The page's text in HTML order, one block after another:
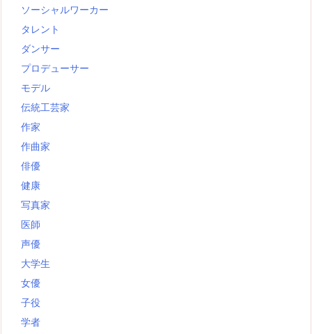
ソーシャルワーカー
タレント
ダンサー
プロデューサー
モデル
伝統工芸家
作家
作曲家
俳優
健康
写真家
医師
声優
大学生
女優
子役
学者